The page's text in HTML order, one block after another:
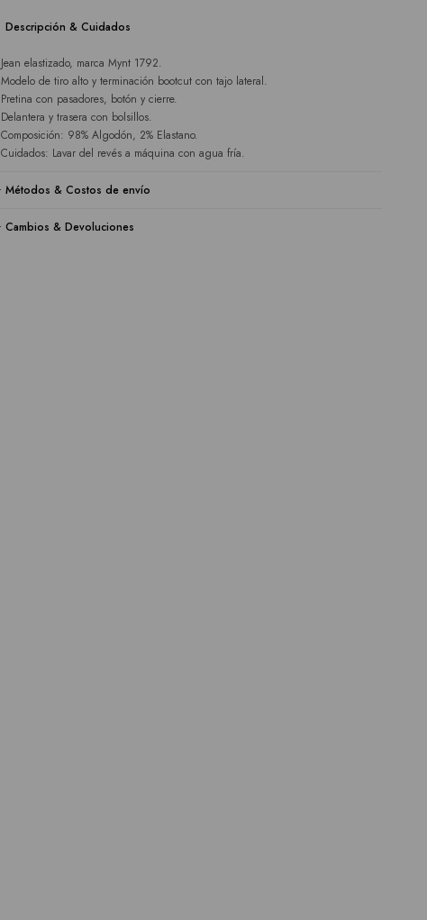
Descripción & Cuidados
Jean elastizado, marca Mynt 1792.
Modelo de tiro alto y terminación bootcut con tajo lateral.
Pretina con pasadores, botón y cierre.
Delantera y trasera con bolsillos.
Composición: 98% Algodón, 2% Elastano.
Cuidados: Lavar del revés a máquina con agua fría.
Métodos & Costos de envío
Cambios & Devoluciones